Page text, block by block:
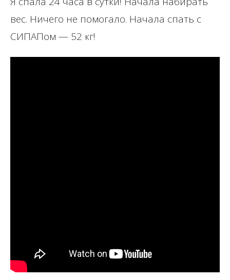
вес. Ничего не помогало. Начала спать с
СИПАПом — 52 кг!